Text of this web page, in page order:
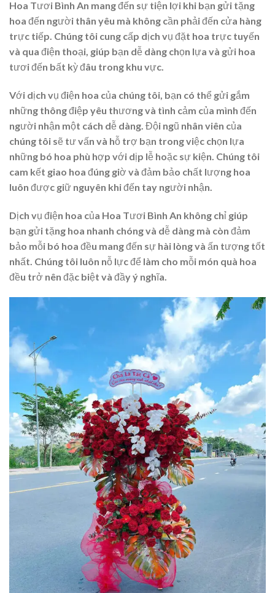
Hoa Tươi Bình An mang đến sự tiện lợi khi bạn gửi tặng
hoa đến người thân yêu mà không cần phải đến cửa hàng
trực tiếp. Chúng tôi cung cấp dịch vụ đặt hoa trực tuyến
và qua điện thoại, giúp bạn dễ dàng chọn lựa và gửi hoa
tươi đến bất kỳ đâu trong khu vực.
Với dịch vụ điện hoa của chúng tôi, bạn có thể gửi gắm
những thông điệp yêu thương và tình cảm của mình đến
người nhận một cách dễ dàng. Đội ngũ nhân viên của
chúng tôi sẽ tư vấn và hỗ trợ bạn trong việc chọn lựa
những bó hoa phù hợp với dịp lễ hoặc sự kiện. Chúng tôi
cam kết giao hoa đúng giờ và đảm bảo chất lượng hoa
luôn được giữ nguyên khi đến tay người nhận.
Dịch vụ điện hoa của Hoa Tươi Bình An không chỉ giúp
bạn gửi tặng hoa nhanh chóng và dễ dàng mà còn đảm
bảo mỗi bó hoa đều mang đến sự hài lòng và ấn tượng tốt
nhất. Chúng tôi luôn nỗ lực để làm cho mỗi món quà hoa
đều trở nên đặc biệt và đầy ý nghĩa.